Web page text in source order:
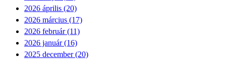
2026 április (20)
2026 március (17)
2026 február (11)
2026 január (16)
2025 december (20)